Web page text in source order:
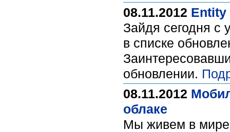
08.11.2012 Entity
Зайдя сегодня с
в cписке
обновлении.
08.11.2012
облаке
Мы живем в мире